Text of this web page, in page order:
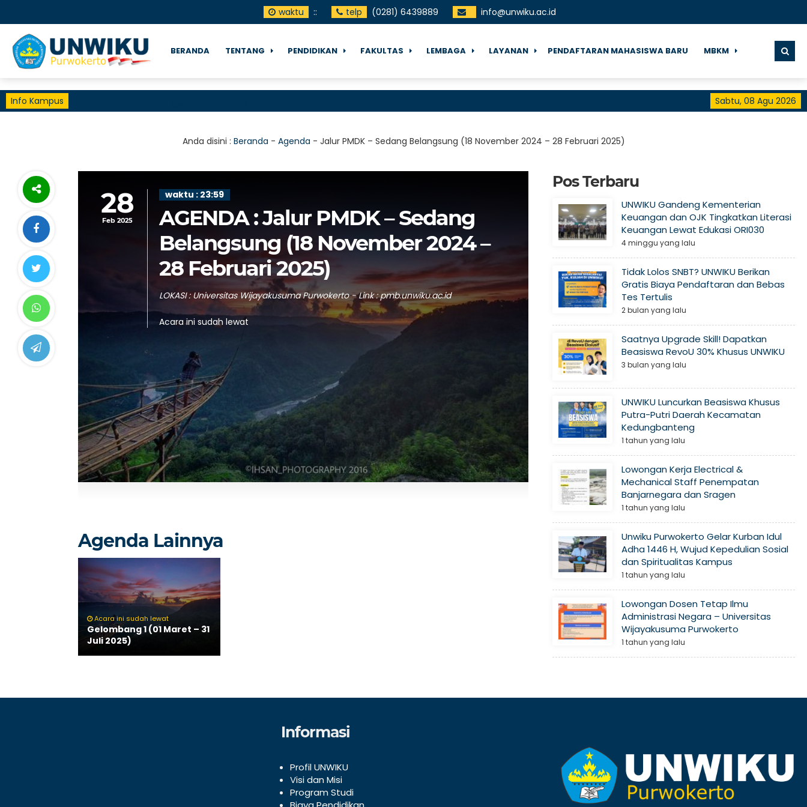
waktu :: telp (0281) 6439889 info@unwiku.ac.id
BERANDA TENTANG PENDIDIKAN FAKULTAS LEMBAGA LAYANAN PENDAFTARAN MAHASISWA BARU MBKM
Info Kampus Sabtu, 08 Agu 2026
Anda disini : Beranda - Agenda - Jalur PMDK – Sedang Belangsung (18 November 2024 – 28 Februari 2025)
28
Feb 2025
waktu : 23:59
AGENDA : Jalur PMDK – Sedang
Belangsung (18 November 2024 –
28 Februari 2025)
LOKASI : Universitas Wijayakusuma Purwokerto - Link : pmb.unwiku.ac.id
Acara ini sudah lewat
Agenda Lainnya
Acara ini sudah lewat
Gelombang 1 (01 Maret – 31
Juli 2025)
Pos Terbaru
UNWIKU Gandeng Kementerian
Keuangan dan OJK Tingkatkan Literasi
Keuangan Lewat Edukasi ORI030
4 minggu yang lalu
Tidak Lolos SNBT? UNWIKU Berikan
Gratis Biaya Pendaftaran dan Bebas
Tes Tertulis
2 bulan yang lalu
Saatnya Upgrade Skill! Dapatkan
Beasiswa RevoU 30% Khusus UNWIKU
3 bulan yang lalu
UNWIKU Luncurkan Beasiswa Khusus
Putra-Putri Daerah Kecamatan
Kedungbanteng
1 tahun yang lalu
Lowongan Kerja Electrical &
Mechanical Staff Penempatan
Banjarnegara dan Sragen
1 tahun yang lalu
Unwiku Purwokerto Gelar Kurban Idul
Adha 1446 H, Wujud Kepedulian Sosial
dan Spiritualitas Kampus
1 tahun yang lalu
Lowongan Dosen Tetap Ilmu
Administrasi Negara – Universitas
Wijayakusuma Purwokerto
1 tahun yang lalu
Informasi
Profil UNWIKU
Visi dan Misi
Program Studi